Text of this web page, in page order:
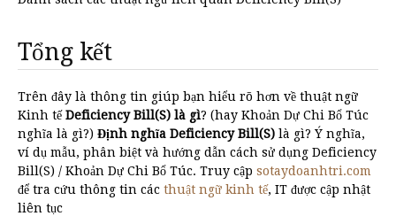
Tổng kết
Trên đây là thông tin giúp bạn hiểu rõ hơn về thuật ngữ
Kinh tếDeficiency Bill(S) là gì? (hay Khoản Dự Chi Bổ Túc
nghĩa là gì?) Định nghĩa Deficiency Bill(S) là gì? Ý nghĩa,
ví dụ mẫu, phân biệt và hướng dẫn cách sử dụng Deficiency
Bill(S) / Khoản Dự Chi Bổ Túc. Truy cập sotaydoanhtri.com
để tra cứu thông tin các thuật ngữ kinh tế, IT được cập nhật
liên tục